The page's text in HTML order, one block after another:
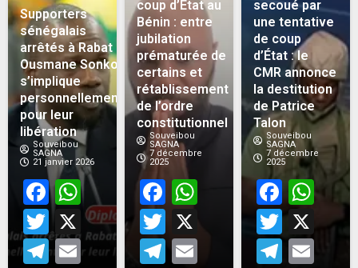
Supporters
sénégalais
arrêtés à Rabat :
Ousmane Sonko
s’implique
personnellement
pour leur
libération
Souveibou
SAGNA
21 janvier 2026
Facebook
WhatsApp
Twitter
X
Telegram
Email
coup d’État au
Bénin : entre
jubilation
prématurée de
certains et
rétablissement
de l’ordre
constitutionnel
Souveibou
SAGNA
7 décembre
2025
Facebook
WhatsApp
Twitter
Telegram
Email
secoué par
une tentative
de coup
d’État : le
CMR annonce
la destitution
de Patrice
Talon
Souveibou
SAGNA
7 décembre
2025
X